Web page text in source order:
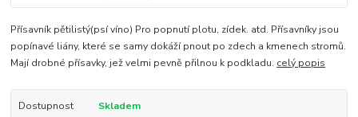
Přísavník pětilistý(psí víno) Pro popnutí plotu, zídek. atd. Přísavníky jsou
popínavé liány, které se samy dokáží pnout po zdech a kmenech stromů.
Mají drobné přísavky, jež velmi pevně přilnou k podkladu. celý popis
Dostupnost Skladem